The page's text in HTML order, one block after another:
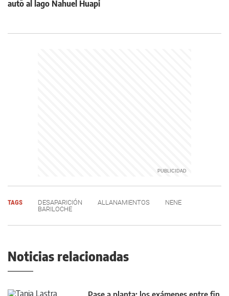
auto al lago Nahuel Huapi
TAGS DESAPARICIÓN ALLANAMIENTOS
NENE
BARILOCHE
Noticias relacionadas